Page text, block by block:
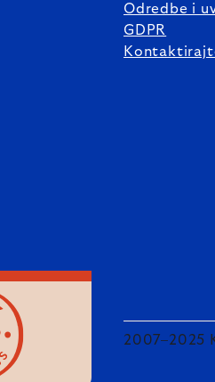
Odredbe i
GDPR
2007–2025